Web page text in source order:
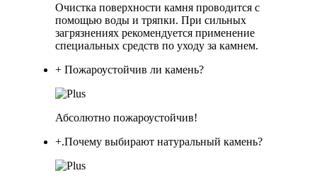
Очистка поверхности камня проводится с
помощью воды и тряпки. При сильных
загрязнениях рекомендуется применение
специальных средств по уходу за камнем.
+ Пожароустойчив ли камень?
Абсолютно пожароустойчив!
+.Почему выбирают натуральный камень?